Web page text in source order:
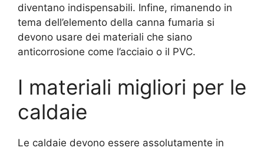
diventano indispensabili. Infine, rimanendo in
tema dell’elemento della canna fumaria si
devono usare dei materiali che siano
anticorrosione come l’acciaio o il PVC.
I materiali migliori per le
caldaie
Le caldaie devono essere assolutamente in